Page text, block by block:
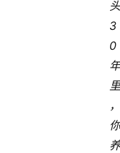
头
3
0
年
里
，
你
养